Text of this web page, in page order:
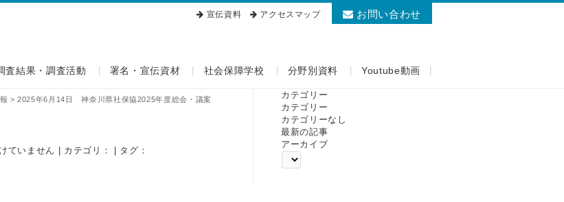
お問い合わせ
宣伝資料 アクセスマップ
査結果・調査活動 署名・宣伝資材 社会保障学校 分野別資料 Youtube動画
>2025年6月14日 神奈川県社保協2025年度総会・議案
ていません
| カテゴリ： | タグ：
カテゴリー
カテゴリー
カテゴリーなし
最新の記事
アーカイブ